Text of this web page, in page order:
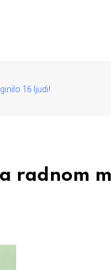
16 ljudi!
radnom